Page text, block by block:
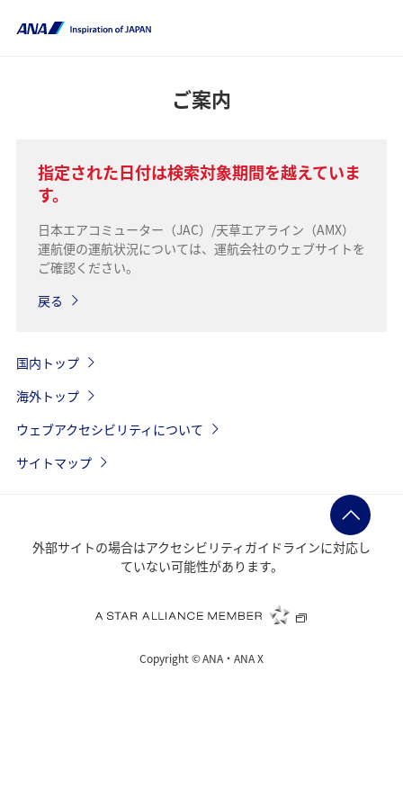
ご案内
指定された日付は検索対象期間を越えていま
す。
日本エアコミューター（JAC）/天草エアライン（AMX）
運航便の運航状況については、運航会社のウェブサイトを
ご確認ください。
戻る
国内トップ
海外トップ
ウェブアクセシビリティについて
サイトマップ
外部サイトの場合はアクセシビリティガイドラインに対応し
ていない可能性があります。
Copyright ©ANA・ANA X